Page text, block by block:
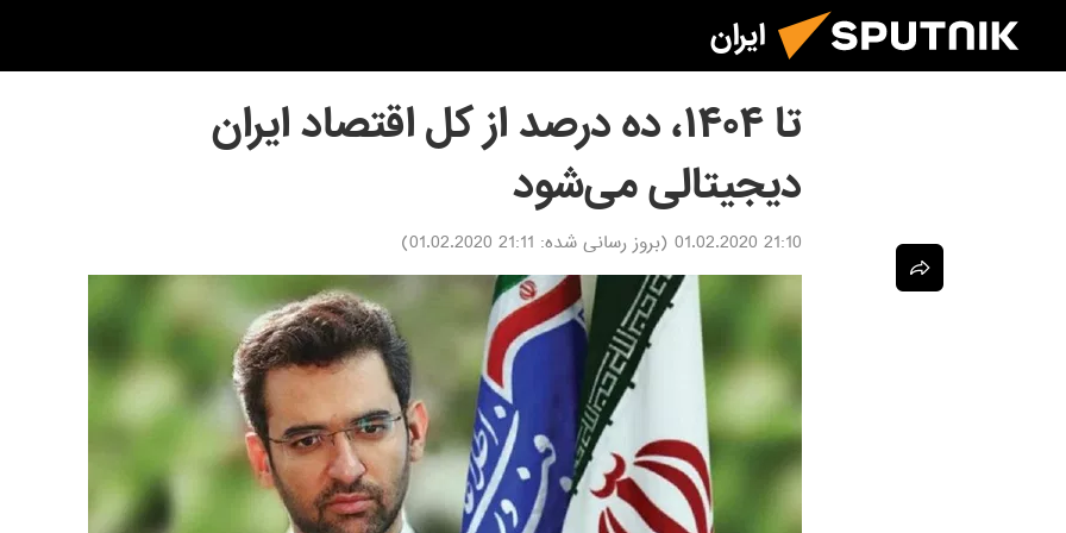
ایران
تا ۱۴۰۴، ده درصد از کل اقتصاد ایران
دیجیتالی می‌شود
21:10 01.02.2020 (بروز رسانی شده: 21:11 01.02.2020
)